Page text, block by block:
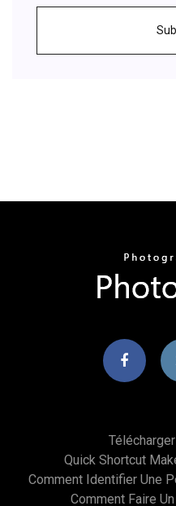
Quick Shortcut
Comment Identifier Une
Comment Faire